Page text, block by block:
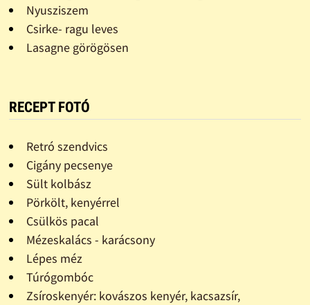
Nyusziszem
Csirke- ragu leves
Lasagne görögösen
RECEPT FOTÓ
Retró szendvics
Cigány pecsenye
Sült kolbász
Pörkölt, kenyérrel
Csülkös pacal
Mézeskalács - karácsony
Lépes méz
Túrógombóc
Zsíroskenyér: kovászos kenyér, kacsazsír,